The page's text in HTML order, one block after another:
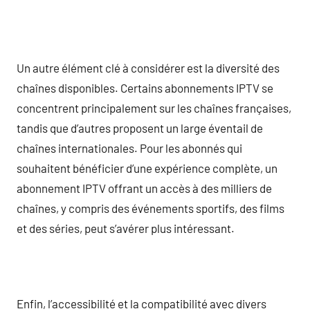
Un autre élément clé à considérer est la diversité des
chaînes disponibles. Certains abonnements IPTV se
concentrent principalement sur les chaînes françaises,
tandis que d’autres proposent un large éventail de
chaînes internationales. Pour les abonnés qui
souhaitent bénéficier d’une expérience complète, un
abonnement IPTV offrant un accès à des milliers de
chaînes, y compris des événements sportifs, des films
et des séries, peut s’avérer plus intéressant.
Enfin, l’accessibilité et la compatibilité avec divers